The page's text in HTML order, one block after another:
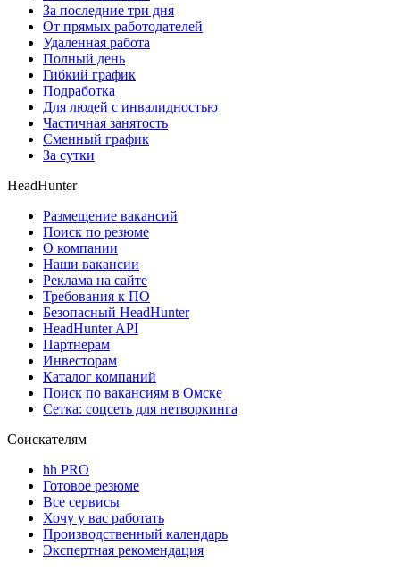
За последние три дня
От прямых работодателей
Удаленная работа
Полный день
Гибкий график
Подработка
Для людей с инвалидностью
Частичная занятость
Сменный график
За сутки
HeadHunter
Размещение вакансий
Поиск по резюме
О компании
Наши вакансии
Реклама на сайте
Требования к ПО
Безопасный HeadHunter
HeadHunter API
Партнерам
Инвесторам
Каталог компаний
Поиск по вакансиям в Омске
Сетка: соцсеть для нетворкинга
Соискателям
hh PRO
Готовое резюме
Все сервисы
Хочу у вас работать
Производственный календарь
Экспертная рекомендация